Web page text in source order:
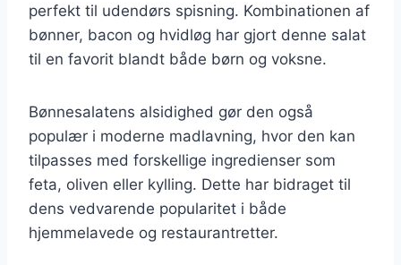
perfekt til udendørs spisning. Kombinationen af
bønner, bacon og hvidløg har gjort denne salat
til en favorit blandt både børn og voksne.
Bønnesalatens alsidighed gør den også
populær i moderne madlavning, hvor den kan
tilpasses med forskellige ingredienser som
feta, oliven eller kylling. Dette har bidraget til
dens vedvarende popularitet i både
hjemmelavede og restaurantretter.